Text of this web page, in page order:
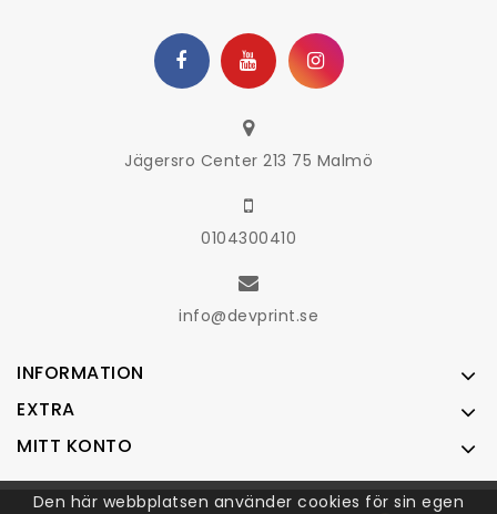
Jägersro Center 213 75 Malmö
0104300410
info@devprint.se
INFORMATION
EXTRA
MITT KONTO
Den här webbplatsen använder cookies för sin egen